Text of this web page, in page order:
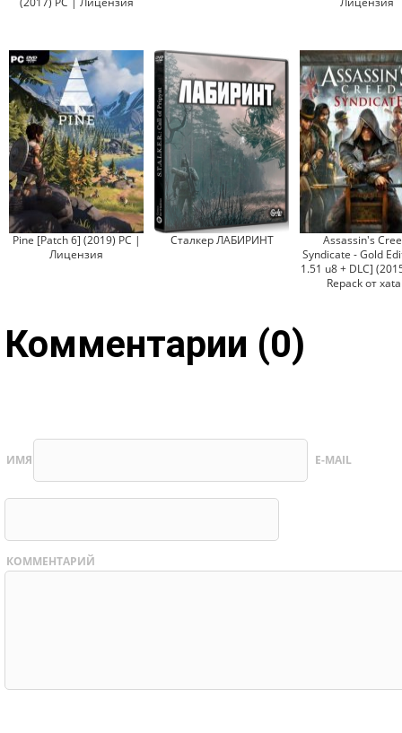
Pine [Patch 6] (2019) PC |
Лицензия
Сталкер ЛАБИРИНТ
Assassin's
Syndicate - Gold
1.51 u8 + DLC]
Repack от
Комментарии (0)
ИМЯ E-MAIL
КОММЕНТАРИЙ